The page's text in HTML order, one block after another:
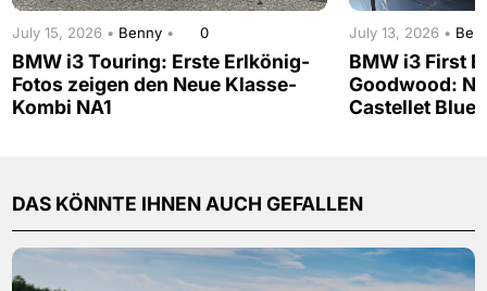
July 15, 2026 • Benny • 0
BMW i3 Touring: Erste Erlkönig-
Fotos zeigen den Neue Klasse-
Kombi NA1
July 13, 2026 •
BMW i3 First
Goodwood:
Castellet Blue
DAS KÖNNTE IHNEN AUCH GEFALLEN